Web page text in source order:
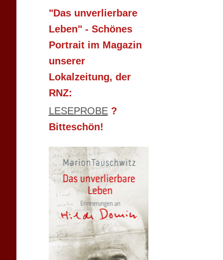
"Das unverlierbare
Leben" - Schönes
Portrait im Magazin
unserer
Lokalzeitung, der
RNZ:
LESEPROBE?
Bitteschön!